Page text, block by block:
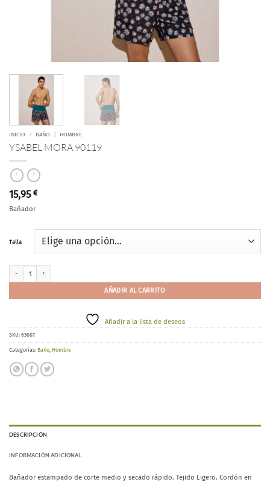
INICIO / BAÑO / HOMBRE
YSABEL MORA 90119
15,95 €
Bañador
Talla
AÑADIR AL CARRITO
Añadir a la lista de deseos
SKU: 63007
Categorías: Baño Hombre
DESCRIPCIÓN
INFORMACIÓN ADICIONAL
Bañador estampado de corte medio y secado rápido. Tejido Ligero. Cordón en